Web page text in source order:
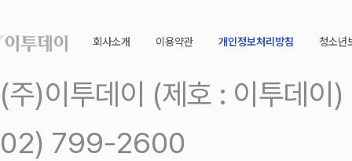
회사소개 이용약관 개인정보처리방침 청소년
(주)이투데이 (제호 : 이투데
02) 799-2600